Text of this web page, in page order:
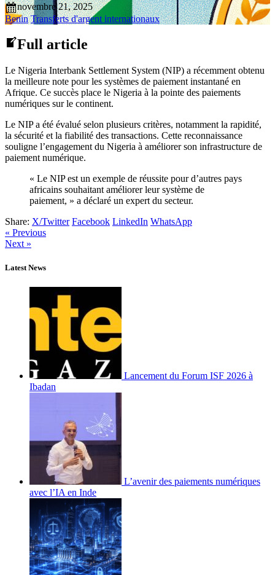
novembre 21, 2025
Benin Transferts d'argent internationaux
Full article
Le Nigeria Interbank Settlement System (NIP) a récemment obtenu
la meilleure note pour les systèmes de paiement instantané en
Afrique. Ce succès place le Nigeria à la pointe des paiements
numériques sur le continent.
Le NIP a été évalué selon plusieurs critères, notamment la rapidité,
la sécurité et la fiabilité des transactions. Cette reconnaissance
souligne l’engagement du Nigeria à améliorer son infrastructure de
paiement numérique.
« Le NIP est un exemple de réussite pour d’autres pays
africains souhaitant améliorer leur système de
paiement, » a déclaré un expert du secteur.
Share: X/Twitter Facebook LinkedIn WhatsApp
« Previous
Next »
Latest News
Lancement du Forum ISF 2026 à
Ibadan
L’avenir des paiements numériques
avec l’IA en Inde